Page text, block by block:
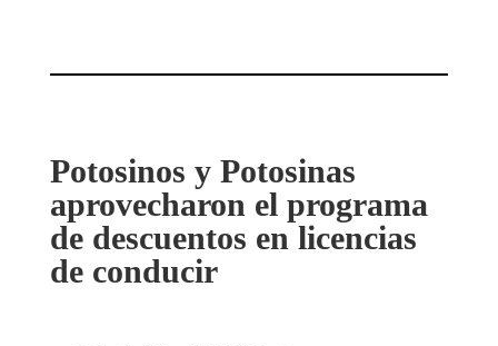
Potosinos y Potosinas
aprovecharon el programa
de descuentos en licencias
de conducir